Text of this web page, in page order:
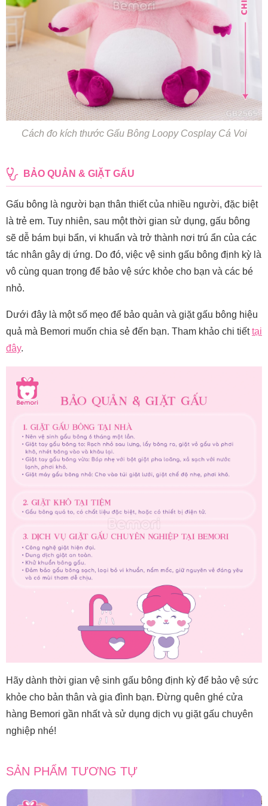
Cách đo kích thước Gấu Bông Loopy Cosplay Cá Voi
BẢO QUẢN & GIẶT GẤU
Gấu bông là người bạn thân thiết của nhiều người, đặc biệt
là trẻ em. Tuy nhiên, sau một thời gian sử dụng, gấu bông
sẽ dễ bám bụi bẩn, vi khuẩn và trở thành nơi trú ẩn của các
tác nhân gây dị ứng. Do đó, việc vệ sinh gấu bông định kỳ là
vô cùng quan trọng để bảo vệ sức khỏe cho bạn và các bé
nhỏ.
Dưới đây là một số mẹo để bảo quản và giặt gấu bông hiệu
quả mà Bemori muốn chia sẻ đến bạn. Tham khảo chi tiếttại
đây.
Hãy dành thời gian vệ sinh gấu bông định kỳ để bảo vệ sức
khỏe cho bản thân và gia đình bạn. Đừng quên ghé cửa
hàng Bemori gần nhất và sử dụng dịch vụ giặt gấu chuyên
nghiệp nhé!
SẢN PHẨM TƯƠNG TỰ